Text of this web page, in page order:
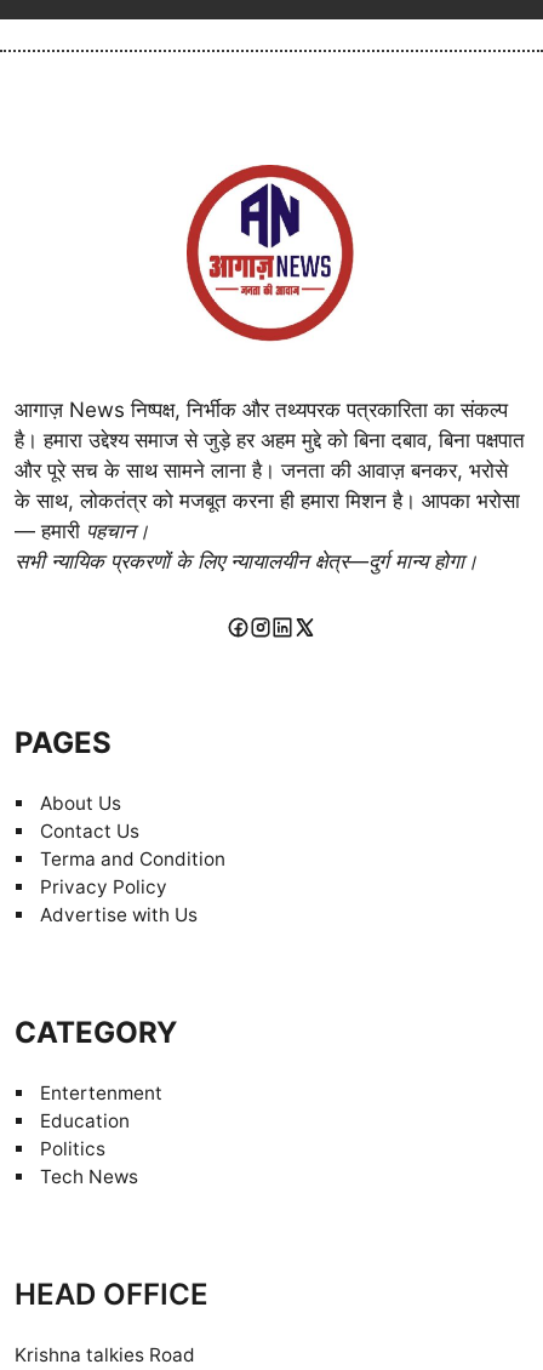
आगाज़ News निष्पक्ष, निर्भीक और तथ्यपरक पत्रकारिता का संकल्प
है। हमारा उद्देश्य समाज से जुड़े हर अहम मुद्दे को बिना दबाव, बिना पक्षपात
और पूरे सच के साथ सामने लाना है। जनता की आवाज़ बनकर, भरोसे
के साथ, लोकतंत्र को मजबूत करना ही हमारा मिशन है। आपका भरोसा
— हमारी पहचान।
सभी न्यायिक प्रकरणों के लिए न्यायालयीन क्षेत्र—दुर्ग मान्य होगा।
PAGES
About Us
Contact Us
Terma and Condition
Privacy Policy
Advertise with Us
CATEGORY
Entertenment
Education
Politics
Tech News
HEAD OFFICE
Krishna talkies Road